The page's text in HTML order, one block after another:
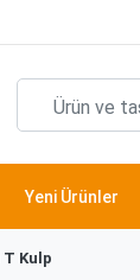
Yeni Ürünler
T Kulp